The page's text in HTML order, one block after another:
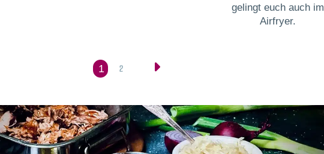
gelingt euch auch im
Airfryer.
1 2